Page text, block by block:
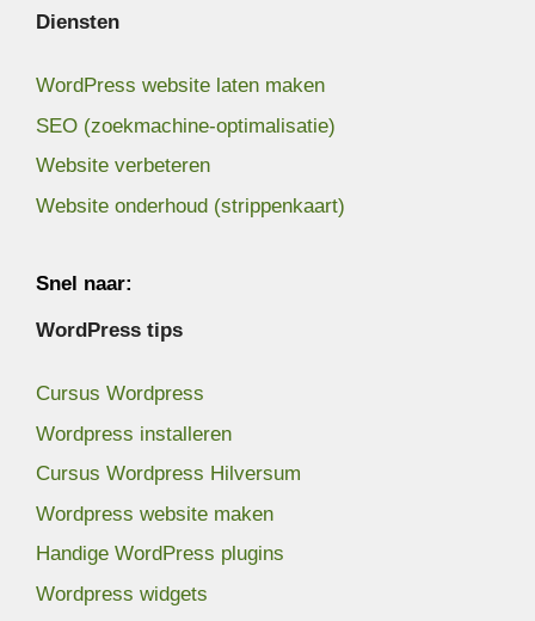
Diensten
WordPress website laten maken
SEO (zoekmachine-optimalisatie)
Website verbeteren
Website onderhoud (strippenkaart)
Snel naar:
WordPress tips
Cursus Wordpress
Wordpress installeren
Cursus Wordpress Hilversum
Wordpress website maken
Handige WordPress plugins
Wordpress widgets